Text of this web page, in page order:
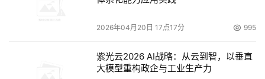
2026年04月20日 17点17分 995
紫光云2026 AI战略：从云到智，以垂直
大模型重构政企与工业生产力